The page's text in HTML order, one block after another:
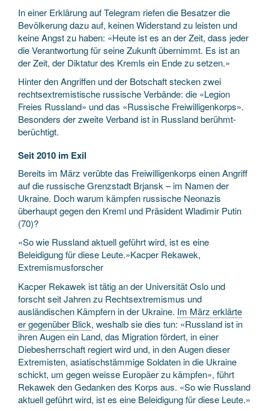
In einer Erklärung auf Telegram riefen die Besatzer die
Bevölkerung dazu auf, keinen Widerstand zu leisten und
keine Angst zu haben: «Heute ist es an der Zeit, dass jeder
die Verantwortung für seine Zukunft übernimmt. Es ist an
der Zeit, der Diktatur des Kremls ein Ende zu setzen.»
Hinter den Angriffen und der Botschaft stecken zwei
rechtsextremistische russische Verbände: die «Legion
Freies Russland» und das «Russische Freiwilligenkorps».
Besonders der zweite Verband ist in Russland berühmt-
berüchtigt.
Seit 2010 im Exil
Bereits im März verübte das Freiwilligenkorps einen Angriff
auf die russische Grenzstadt Brjansk – im Namen der
Ukraine. Doch warum kämpfen russische Neonazis
überhaupt gegen den Kreml und Präsident Wladimir Putin
(70)?
«So wie Russland aktuell geführt wird, ist es eine
Beleidigung für diese Leute.»Kacper Rekawek,
Extremismusforscher
Kacper Rekawek ist tätig an der Universität Oslo und
forscht seit Jahren zu Rechtsextremismus und
ausländischen Kämpfern in der Ukraine. Im März erklärte
er gegenüber Blick, weshalb sie dies tun: «Russland ist in
ihren Augen ein Land, das Migration fördert, in einer
Diebesherrschaft regiert wird und, in den Augen dieser
Extremisten, asiatischstämmige Soldaten in die Ukraine
schickt, um gegen weisse Europäer zu kämpfen», führt
Rekawek den Gedanken des Korps aus. «So wie Russland
aktuell geführt wird, ist es eine Beleidigung für diese Leute.»